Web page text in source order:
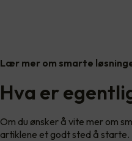
Lær mer om smarte
Hva er
Om du ønsker å vite mer om
artiklene et godt sted å starte.